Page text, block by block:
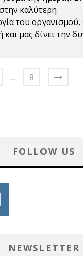
καλύτερη
του οργανισμού,
και μας δίνει την
… 8
FOLLOW US
NEWSLETTER